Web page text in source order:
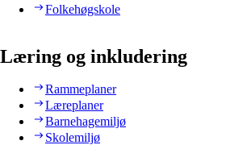
Folkehøgskole
Læring og inkludering
Rammeplaner
Læreplaner
Barnehagemiljø
Skolemiljø